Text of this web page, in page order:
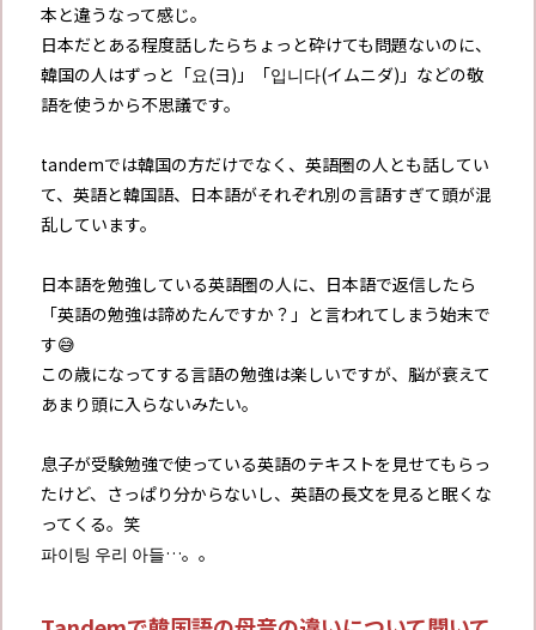
本と違うなって感じ。
日本だとある程度話したらちょっと砕けても問題ないのに、
韓国の人はずっと「요(ヨ)」「입니다(イムニダ)」などの敬
語を使うから不思議です。
tandemでは韓国の方だけでなく、英語圏の人とも話してい
て、英語と韓国語、日本語がそれぞれ別の言語すぎて頭が混
乱しています。
日本語を勉強している英語圏の人に、日本語で返信したら
「英語の勉強は諦めたんですか？」と言われてしまう始末で
す😅
この歳になってする言語の勉強は楽しいですが、脳が衰えて
あまり頭に入らないみたい。
息子が受験勉強で使っている英語のテキストを見せてもらっ
たけど、さっぱり分からないし、英語の長文を見ると眠くな
ってくる。笑
파이팅 우리 아들…。。